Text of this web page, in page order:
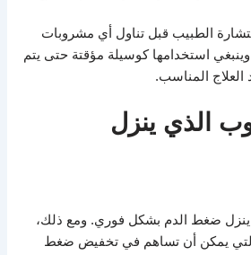
الطبيب قبل تناول أي مشروبات
استخدامها كوسيلة مؤقتة حتى يتم
العلاج المناسب.
الذي ينزل
ضغط الدم بشكل فوري. ومع ذلك،
يمكن أن تساهم في تخفيض ضغط